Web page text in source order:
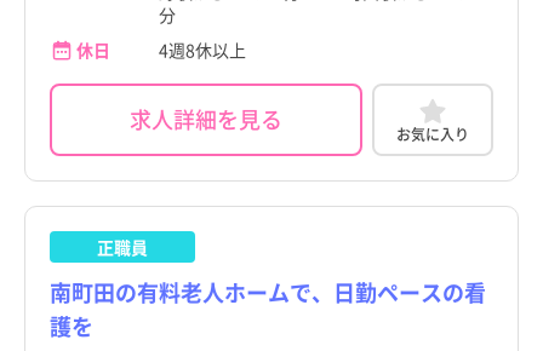
大阪府
兵庫県
奈良県
和歌山県
鳥取県
小金井市
小平市
日野市
東村山市
国分寺市
国立市
つくし野駅
すずかけ台駅
南町田グランベリーパーク駅
その他（福祉・介護関係資格など）
その他
その他
パート・アルバイト（夜勤なし）
パート・アルバイト（夜勤のみ）
電子カルテあり
高給与
分
休日
4週8休以上
求人詳細を見る お気に入り
正職員
南町田の有料老人ホームで、日勤ペースの看
護を
大阪府
兵庫県
奈良県
和歌山県
鳥取県
小金井市
小平市
日野市
東村山市
国分寺市
国立市
つくし野駅
すずかけ台駅
南町田グランベリーパーク駅
その他（福祉・介護関係資格など）
その他
その他
パート・アルバイト（夜勤なし）
パート・アルバイト（夜勤のみ）
電子カルテあり
高給与